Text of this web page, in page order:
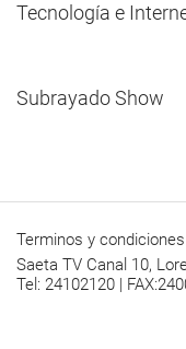
Tecnología e
Subrayado Show
Terminos y condiciones
Saeta TV Canal 10,
Tel: 24102120 |